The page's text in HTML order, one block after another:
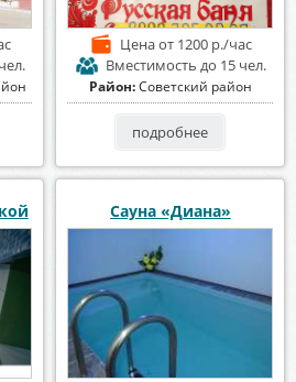
Ценаот 1200 р./час
Вместимость до 15 чел.
Район:Советский район
подробнее
Сауна «Диана»